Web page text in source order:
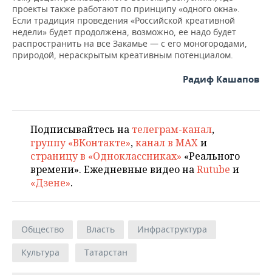
проекты также работают по принципу «одного окна».
Если традиция проведения «Российской креативной
недели» будет продолжена, возможно, ее надо будет
распространить на все Закамье — с его моногородами,
природой, нераскрытым креативным потенциалом.
Радиф Кашапов
Подписывайтесь на телеграм-канал,
группу «ВКонтакте»,канал в MAXи
страницу в «Одноклассниках» «Реального
времени». Ежедневные видео наRutube и
«Дзене».
Общество Власть
Инфраструктура
Культура
Татарстан